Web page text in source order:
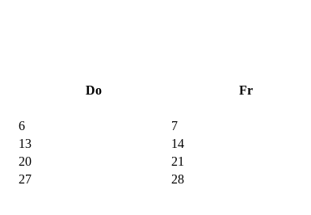
Do Fr
6 7
13 14
20 21
27 28